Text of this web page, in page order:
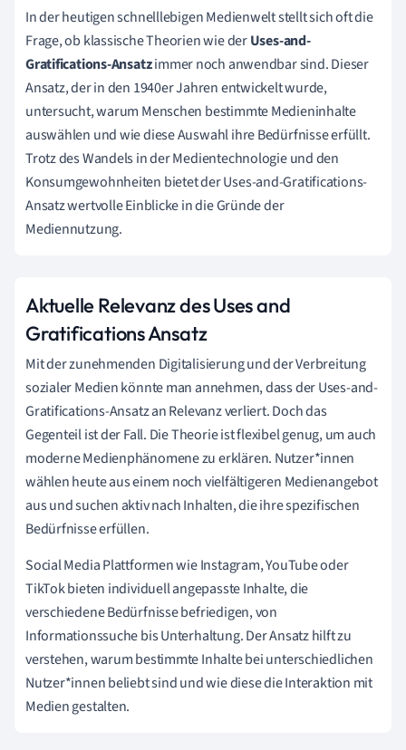
In der heutigen schnelllebigen Medienwelt stellt sich oft die
Frage, ob klassische Theorien wie derUses-and-
Gratifications-Ansatzimmer noch anwendbar sind. Dieser
Ansatz, der in den 1940er Jahren entwickelt wurde,
untersucht, warum Menschen bestimmte Medieninhalte
auswählen und wie diese Auswahl ihre Bedürfnisse erfüllt.
Trotz des Wandels in der Medientechnologie und den
Konsumgewohnheiten bietet der Uses-and-Gratifications-
Ansatz wertvolle Einblicke in die Gründe der
Mediennutzung.
Aktuelle Relevanz des Uses and
Gratifications Ansatz
Mit der zunehmenden Digitalisierung und der Verbreitung
sozialer Medien könnte man annehmen, dass der Uses-and-
Gratifications-Ansatz an Relevanz verliert. Doch das
Gegenteil ist der Fall. Die Theorie ist flexibel genug, um auch
moderne Medienphänomene zu erklären. Nutzer*innen
wählen heute aus einem noch vielfältigeren Medienangebot
aus und suchen aktiv nach Inhalten, die ihre spezifischen
Bedürfnisse erfüllen.
Social Media Plattformen wie Instagram, YouTube oder
TikTok bieten individuell angepasste Inhalte, die
verschiedene Bedürfnisse befriedigen, von
Informationssuche bis Unterhaltung. Der Ansatz hilft zu
verstehen, warum bestimmte Inhalte bei unterschiedlichen
Nutzer*innen beliebt sind und wie diese die Interaktion mit
Medien gestalten.